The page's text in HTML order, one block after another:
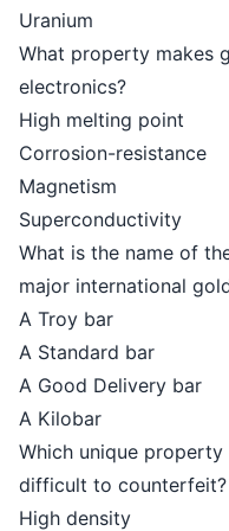
Uranium
What property makes
electronics?
High melting point
Corrosion-resistance
Magnetism
Superconductivity
What is the name of
major international
A Troy bar
A Standard bar
A Good Delivery bar
A Kilobar
Which unique
difficult to counterfeit?
High density